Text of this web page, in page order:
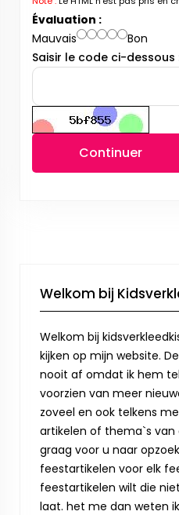
Évaluation :
Mauvais
Bon
Saisir le code ci-dessous
Continuer
Welkom bij
Welkom bij
kijken op mijn website.
nooit af omdat ik hem
voorzien van meer
zoveel en ook telkens
artikelen of thema`s van
graag voor u naar
feestartikelen voor elk
feestartikelen wilt die
laat. het me dan weten